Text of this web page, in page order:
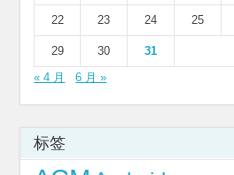
22 23 24 25
29 30
31
« 4 月
6 月 »
标签